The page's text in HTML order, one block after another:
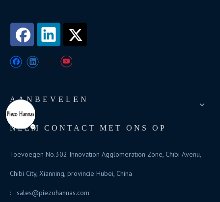
AANBEVELEN
NEEM CONTACT MET ONS OP
Toevoegen No.302 Innovation Agglomeration Zone, Chibi Avenu,
Chibi City, Xianning, provincie Hubei, China
: sales@piezohannas.com